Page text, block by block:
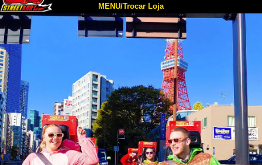
MENU/Trocar Loja
INÍCIO
Empresa Reserva
Trocar Loja
Tokyo Shinagawa Tokyo Akihabara#1
Tokyo Akihabara#2 Tokyo Shibuya